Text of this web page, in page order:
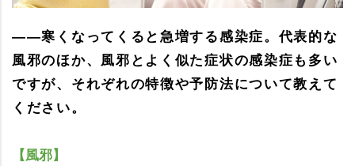
――寒くなってくると急増する感染症。代表的な
風邪のほか、風邪とよく似た症状の感染症も多い
ですが、それぞれの特徴や予防法について教えて
ください。
【風邪】